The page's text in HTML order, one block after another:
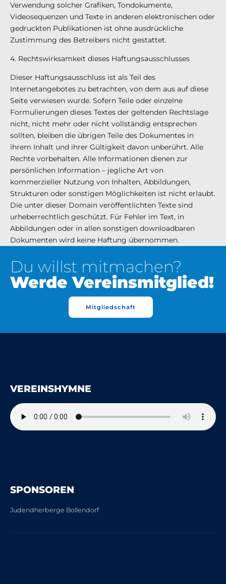
Verwendung solcher Grafiken, Tondokumente,
Videosequenzen und Texte in anderen elektronischen oder
gedruckten Publikationen ist ohne ausdrückliche
Zustimmung des Betreibers nicht gestattet.
4. Rechtswirksamkeit dieses Haftungsausschlusses
Dieser Haftungsausschluss ist als Teil des
Internetangebotes zu betrachten, von dem aus auf diese
Seite verwiesen wurde. Sofern Teile oder einzelne
Formulierungen dieses Textes der geltenden Rechtslage
nicht, nicht mehr oder nicht vollständig entsprechen
sollten, bleiben die übrigen Teile des Dokumentes in
ihrem Inhalt und ihrer Gültigkeit davon unberührt. Alle
Rechte vorbehalten. Alle Informationen dienen zur
persönlichen Information – jegliche Art von
kommerzieller Nutzung von Inhalten, Abbildungen,
Strukturen oder sonstigen Möglichkeiten ist nicht erlaubt.
Die unter dieser Domain veröffentlichten Texte sind
urheberrechtlich geschützt. Für Fehler im Text, in
Abbildungen oder in allen sonstigen downloadbaren
Dokumenten wird keine Haftung übernommen.
Du willst mitmachen?
Werde Vereinsmitglied!
Mitgliedschaft
VEREINSHYMNE
SPONSOREN
Judendherberge Bollendorf